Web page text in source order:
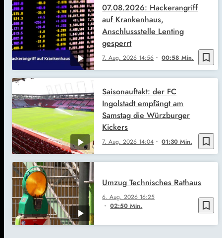
bookmark_border
7. Aug. 2026 14:56 00:58 Min.
07.08.2026: Hackerangriff
auf Krankenhaus,
Anschlussstelle Lenting
gesperrt
bookmark_border
7. Aug. 2026 14:04 01:30 Min.
Saisonauftakt: der FC
Ingolstadt empfängt am
Samstag die Würzburger
Kickers
bookmark_border
6. Aug. 2026 16:25
02:50 Min.
Umzug Technisches Rathaus